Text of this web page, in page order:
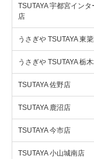
TSUTAYA 宇都宮インタ
店
うさぎや TSUTAYA 東
うさぎや TSUTAYA 栃
TSUTAYA 佐野店
TSUTAYA 鹿沼店
TSUTAYA 今市店
TSUTAYA 小山城南店